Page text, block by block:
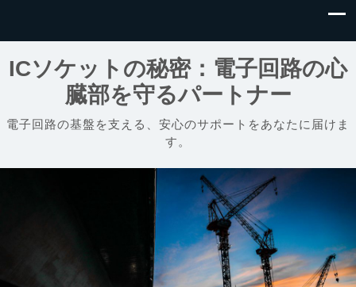
ICソケットの秘密：電子回路の心
臓部を守るパートナー
電子回路の基盤を支える、安心のサポートをあなたに届けま
す。